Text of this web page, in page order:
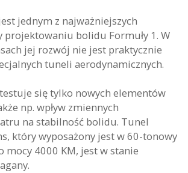
jednym z najważniejszych
projektowaniu bolidu Formuły 1. W
jej rozwój nie jest praktycznie
tuneli aerodynamicznych.
się tylko nowych elementów
np. wpływ zmiennych
na stabilność bolidu. Tunel
który wyposażony jest w 60-tonowy
mocy 4000 KM, jest w stanie